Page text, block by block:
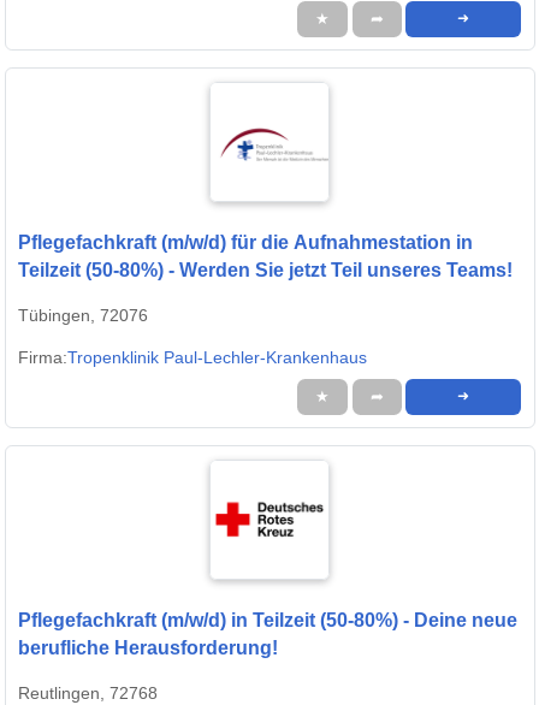
★ ➦ ➜
Pflegefachkraft (m/w/d) für die Aufnahmestation in
Teilzeit (50-80%) - Werden Sie jetzt Teil unseres Teams!
Tübingen, 72076
Firma:Tropenklinik Paul-Lechler-Krankenhaus
★ ➦ ➜
Pflegefachkraft (m/w/d) in Teilzeit (50-80%) - Deine neue
berufliche Herausforderung!
Reutlingen, 72768